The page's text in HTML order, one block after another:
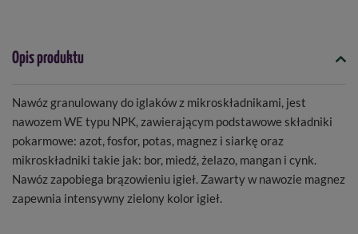
Opis produktu
Nawóz granulowany do iglaków z mikroskładnikami, jest
nawozem WE typu NPK, zawierającym podstawowe składniki
pokarmowe: azot, fosfor, potas, magnez i siarkę oraz
mikroskładniki takie jak: bor, miedź, żelazo, mangan i cynk.
Nawóz zapobiega brązowieniu igieł. Zawarty w nawozie magnez
zapewnia intensywny zielony kolor igieł.